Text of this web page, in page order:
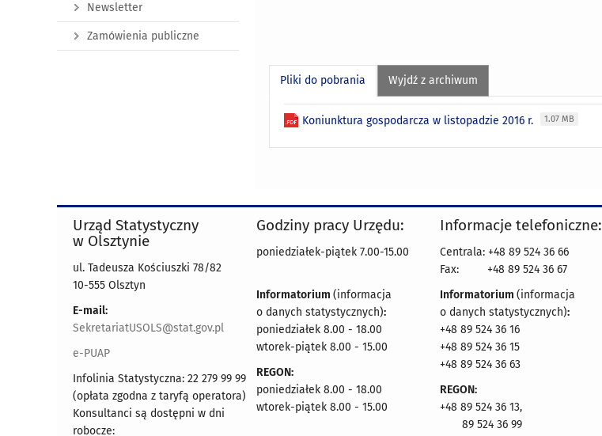
Pliki do pobrania Wyjdź z archiwum
Koniunktura gospodarcza w listopadzie 2016 r. 1.07 MB
Newsletter
Zamówienia publiczne
Urząd Statystyczny
w Olsztynie
ul. Tadeusza Kościuszki 78/82
10-555 Olsztyn
E-mail:
SekretariatUSOLS@stat.gov.pl
e-PUAP
Infolinia Statystyczna: 22 279 99 99
(opłata zgodna z taryfą operatora)
Konsultanci są dostępni w dni
robocze:
Godziny pracy Urzędu:
poniedziałek-piątek 7.00-15.00
Informatorium (informacja
o danych statystycznych):
poniedziałek 8.00 - 18.00
wtorek-piątek 8.00 - 15.00
REGON:
poniedziałek 8.00 - 18.00
wtorek-piątek 8.00 - 15.00
Informacje telefoniczne:
Centrala: +48 89 524 36 66
Fax:
+48 89 524 36 67
Informatorium (informacja
o danych statystycznych):
+48 89 524 36 16
+48 89 524 36 15
+48 89 524 36 63
REGON:
+48 89 524 36 13,
89 524 36 99